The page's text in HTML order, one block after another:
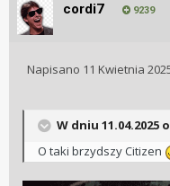
cordi7 9239
Napisano 11 Kwietnia
W dniu 11.04.2025
O taki brzydszy Citizen